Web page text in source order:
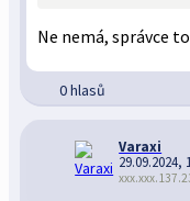
Ne nemá, správce
0 hlasů
Varaxi
29.09.2024,